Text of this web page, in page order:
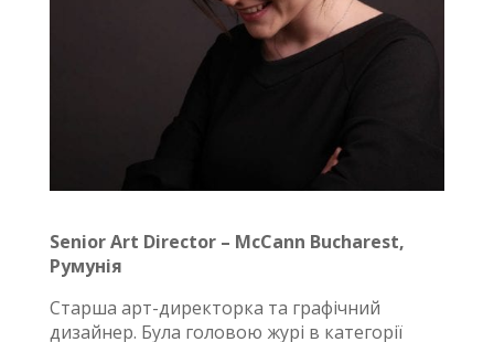
Senior Art Director – McCann Bucharest,
Румунія
Старша арт-директорка та графічний
дизайнер. Була головою журі в категорії